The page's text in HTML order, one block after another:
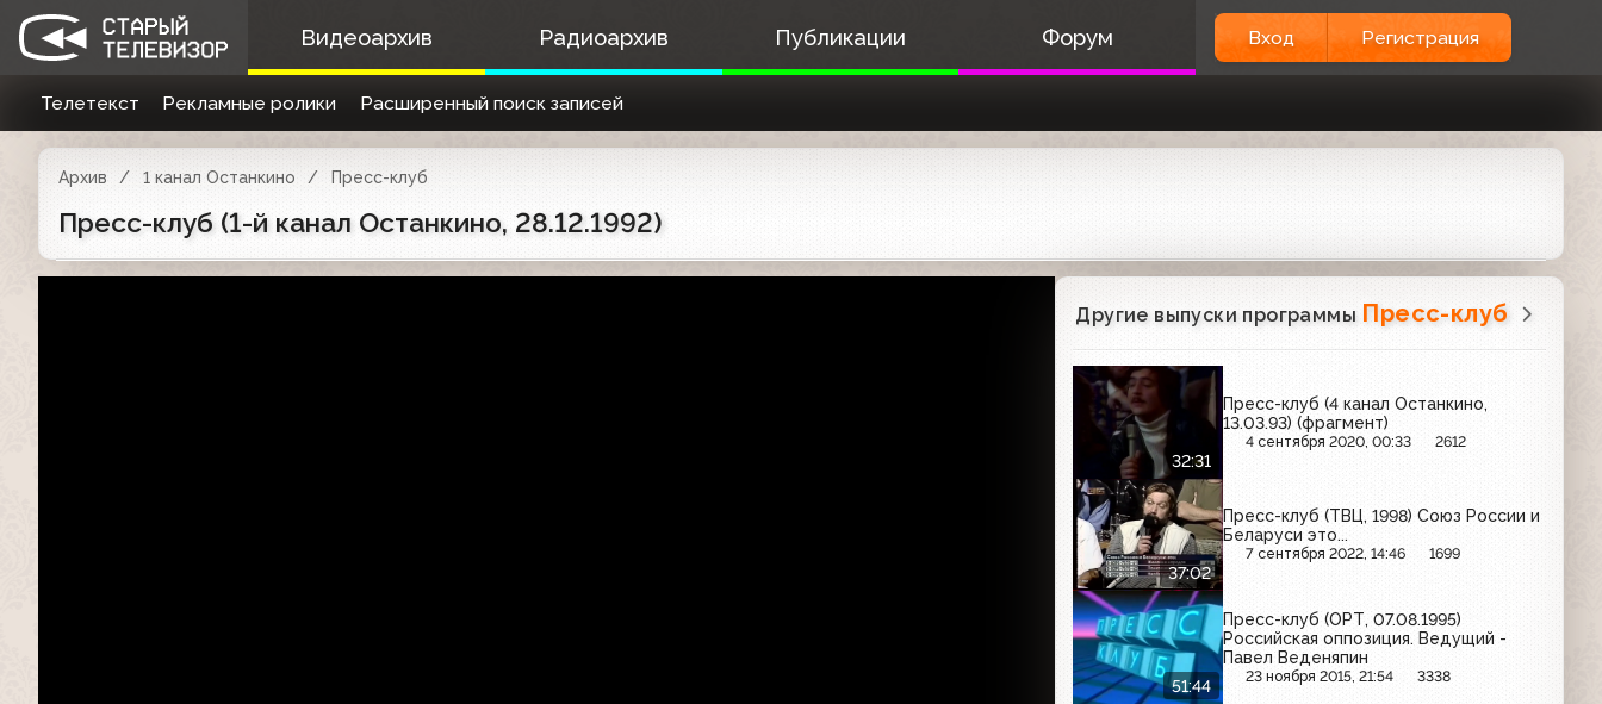
Видеоархив Радиоархив Публикации Форум Вход Регистрация
Телетекст Рекламные ролики Расширенный поиск записей
Архив 1 канал Останкино Пресс-клуб
Пресс-клуб (1-й канал Останкино, 28.12.1992)
Другие выпуски программы Пресс-клуб
32:31
Пресс-клуб (4 канал Останкино,
13.03.93) (фрагмент)
4 сентября 2020, 00:33 2612
37:02
Пресс-клуб (ТВЦ, 1998) Союз России и
Беларуси это...
7 сентября 2022, 14:46 1699
51:44
Пресс-клуб (ОРТ, 07.08.1995)
Российская оппозиция. Ведущий -
Павел Веденяпин
23 ноября 2015, 21:54 3338